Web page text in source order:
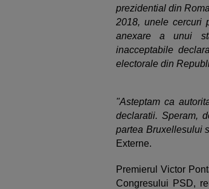
prezidential din
2018, unele cercuri
anexare a unui
inacceptabile
electorale din
"Asteptam ca
declaratii. Speram,
partea Bruxellesului
Externe.
Premierul Victor
Congresului PSD,